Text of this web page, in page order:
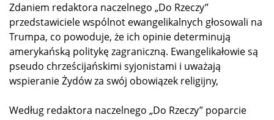
Zdaniem redaktora naczelnego „Do Rzeczy”
przedstawiciele wspólnot ewangelikalnych głosowali na
Trumpa, co powoduje, że ich opinie determinują
amerykańską politykę zagraniczną. Ewangelikałowie są
pseudo chrześcijańskimi syjonistami i uważają
wspieranie Żydów za swój obowiązek religijny,
Według redaktora naczelnego „Do Rzeczy” poparcie